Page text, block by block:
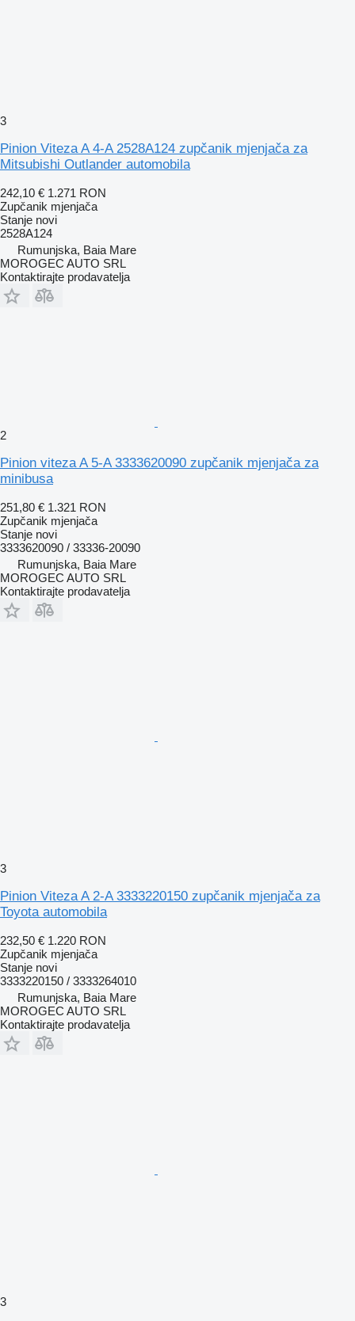
3
Pinion Viteza A 4-A 2528A124 zupčanik mjenjača za
Mitsubishi Outlander automobila
242,10 € 1.271 RON
Zupčanik mjenjača
Stanje novi
2528A124
Rumunjska, Baia Mare
MOROGEC AUTO SRL
Kontaktirajte prodavatelja
2
Pinion viteza A 5-A 3333620090 zupčanik mjenjača za
minibusa
251,80 € 1.321 RON
Zupčanik mjenjača
Stanje novi
3333620090 / 33336-20090
Rumunjska, Baia Mare
MOROGEC AUTO SRL
Kontaktirajte prodavatelja
3
Pinion Viteza A 2-A 3333220150 zupčanik mjenjača za
Toyota automobila
232,50 € 1.220 RON
Zupčanik mjenjača
Stanje novi
3333220150 / 3333264010
Rumunjska, Baia Mare
MOROGEC AUTO SRL
Kontaktirajte prodavatelja
3